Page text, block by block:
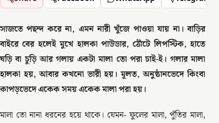
সাজতে পছন্দ করে না, এমন নারী খুঁজে পাওয়া যায় না। বাড়ির
বাইরে বের হলেই মুখে হালকা পাউডার, ঠোঁটে লিপস্টিক, হাতে
ঘড়ি বা চুড়ি আর গলায় একটা মালা তো পরা চাই-ই। গলার মালা
হালকা হয়, আবার কখনো ভারী হয়। মূলত, অনুষ্ঠানভেদে কিংবা
কাপড়ভেদে একেক সময় একেক মালা পরা হয়।
মালা তো নানা ধরনের হয়ে থাকে। যেমন- ফুলের মালা, পুঁতির মালা,